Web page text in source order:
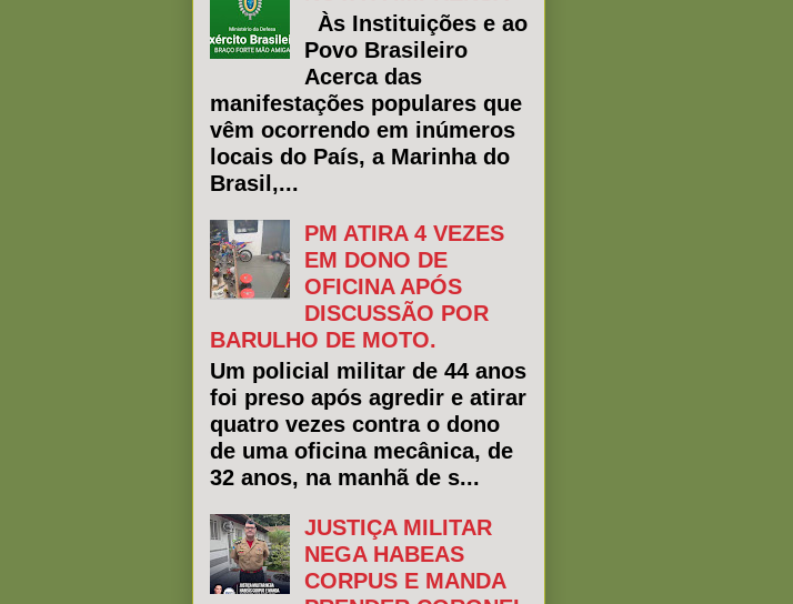
Às Instituições e ao
Povo Brasileiro
Acerca das
manifestações populares que
vêm ocorrendo em inúmeros
locais do País, a Marinha do
Brasil,...
PM ATIRA 4 VEZES
EM DONO DE
OFICINA APÓS
DISCUSSÃO POR
BARULHO DE MOTO.
Um policial militar de 44 anos
foi preso após agredir e atirar
quatro vezes contra o dono
de uma oficina mecânica, de
32 anos, na manhã de s...
JUSTIÇA MILITAR
NEGA HABEAS
CORPUS E MANDA